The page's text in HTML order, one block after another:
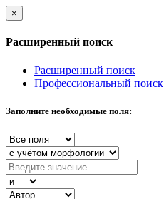
×
Расширенный поиск
Расширенный поиск
Профессиональный поиск
Заполните необходимые поля: